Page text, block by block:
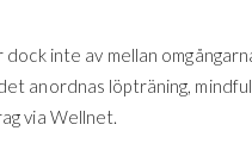
inte av mellan
anordnas löpträning,
via Wellnet.